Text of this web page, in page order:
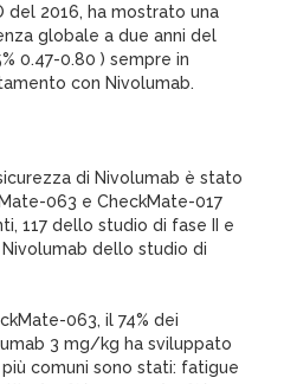
del 2016, ha mostrato una
globale a due anni del
0.47-0.80 ) sempre in
con Nivolumab.
di Nivolumab è stato
063 e CheckMate-017
117 dello studio di fase II e
dello studio di
063, il 74% dei
3 mg/kg ha sviluppato
comuni sono stati: fatigue